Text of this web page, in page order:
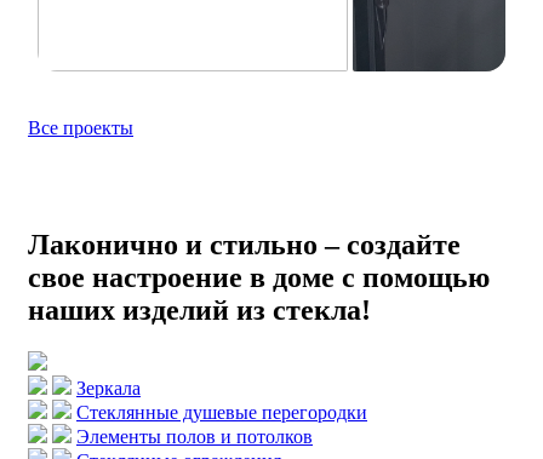
Все проекты
Лаконично и стильно – создайте
свое настроение в доме с помощью
наших изделий из стекла!
Зеркала
Стеклянные душевые перегородки
Элементы полов и потолков